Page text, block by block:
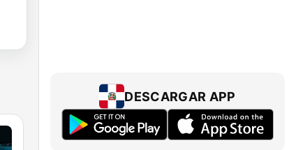
DESCARGAR APP